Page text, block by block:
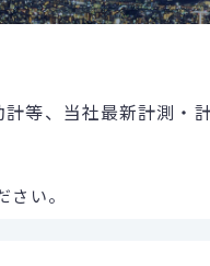
計等、当社最新計測・
い。